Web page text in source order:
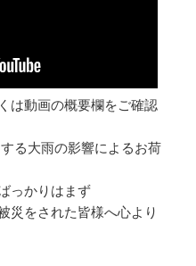
は動画の概要欄をご確認
る大雨の影響によるお荷
っかりはまず
災をされた皆様へ心より